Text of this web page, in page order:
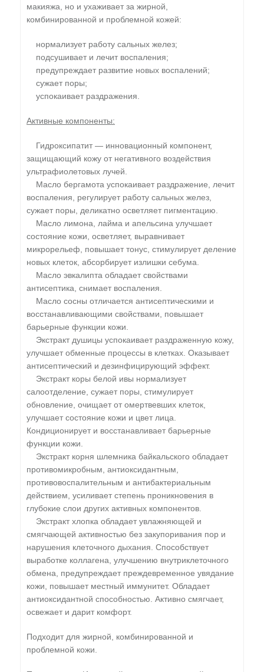
макияжа, но и ухаживает за жирной,
комбинированной и проблемной кожей:
нормализует работу сальных желез;
подсушивает и лечит воспаления;
предупреждает развитие новых воспалений;
сужает поры;
успокаивает раздражения.
Активные компоненты:
Гидроксипатит — инновационный компонент,
защищающий кожу от негативного воздействия
ультрафиолетовых лучей.
Масло бергамота успокаивает раздражение, лечит
воспаления, регулирует работу сальных желез,
сужает поры, деликатно осветляет пигментацию.
Масло лимона, лайма и апельсина улучшает
состояние кожи, осветляет, выравнивает
микрорельеф, повышает тонус, стимулирует деление
новых клеток, абсорбирует излишки себума.
Масло эвкалипта обладает свойствами
антисептика, снимает воспаления.
Масло сосны отличается антисептическими и
восстанавливающими свойствами, повышает
барьерные функции кожи.
Экстракт душицы успокаивает раздраженную кожу,
улучшает обменные процессы в клетках. Оказывает
антисептический и дезинфицирующий эффект.
Экстракт коры белой ивы нормализует
салоотделение, сужает поры, стимулирует
обновление, очищает от омертвевших клеток,
улучшает состояние кожи и цвет лица.
Кондиционирует и восстанавливает барьерные
функции кожи.
Экстракт корня шлемника байкальского обладает
противомикробным, антиоксидантным,
противовоспалительным и антибактериальным
действием, усиливает степень проникновения в
глубокие слои других активных компонентов.
Экстракт хлопка обладает увлажняющей и
смягчающей активностью без закупоривания пор и
нарушения клеточного дыхания. Способствует
выработке коллагена, улучшению внутриклеточного
обмена, предупреждает преждевременное увядание
кожи, повышает местный иммунитет. Обладает
антиоксидантной способностью. Активно смягчает,
освежает и дарит комфорт.
Подходит для жирной, комбинированной и
проблемной кожи.